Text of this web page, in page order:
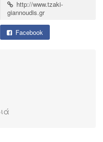
http://www.tzaki-
giannoudis.gr
Facebook